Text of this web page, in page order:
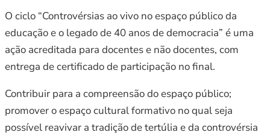
O ciclo “Controvérsias ao vivo no espaço público da
educação e o legado de 40 anos de democracia” é uma
ação acreditada para docentes e não docentes, com
entrega de certificado de participação no final.
Contribuir para a compreensão do espaço público;
promover o espaço cultural formativo no qual seja
possível reavivar a tradição de tertúlia e da controvérsia